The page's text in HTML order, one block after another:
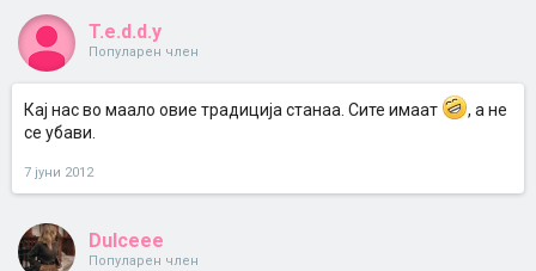
T.e.d.d.y
Популарен член
Кај нас во маало овие традиција станаа. Сите имаат
, а не
се убави.
7 јуни 2012
Dulceee
Популарен член